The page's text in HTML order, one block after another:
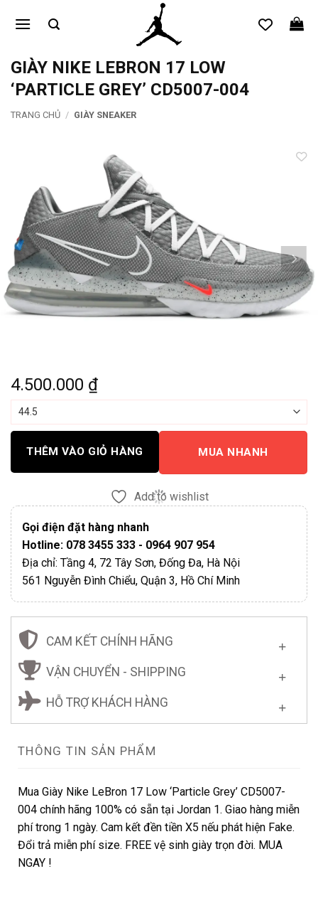
qua
dungGIÀY NIKE LEBRON 17 LOW
‘PARTICLE GREY’ CD5007-004
TRANG CHỦ / GIÀY SNEAKER
4.500.000 ₫
THÊM VÀO GIỎ HÀNG MUA NHANH
Add to wishlist
Gọi điện đặt hàng nhanh
Hotline: 078 3455 333 - 0964 907 954
Địa chỉ: Tầng 4, 72 Tây Sơn, Đống Đa, Hà Nội
561 Nguyễn Đình Chiểu, Quận 3, Hồ Chí Minh
CAM KẾT CHÍNH HÃNG
VẬN CHUYỂN - SHIPPING
HỖ TRỢ KHÁCH HÀNG
THÔNG TIN SẢN PHẨM
Mua Giày Nike LeBron 17 Low ‘Particle Grey’ CD5007-
004 chính hãng 100% có sẵn tại Jordan 1. Giao hàng miễn
phí trong 1 ngày. Cam kết đền tiền X5 nếu phát hiện Fake.
Đổi trả miễn phí size. FREE vệ sinh giày trọn đời. MUA
NGAY !